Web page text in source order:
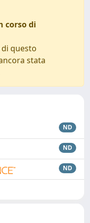
corso di
questo
stata
ND
ND
ND